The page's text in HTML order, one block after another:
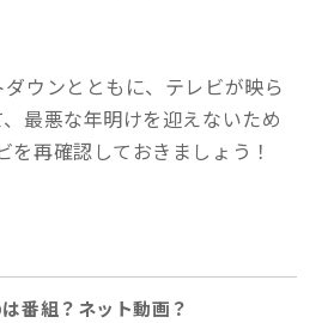
ダウンとともに、テレビが映ら
、最悪な年明けを迎えないため
を再確認しておきましょう！
番組？ネット動画？